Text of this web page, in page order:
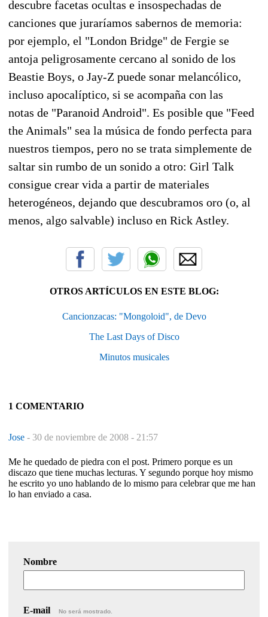
descubre facetas ocultas e insospechadas de
canciones que juraríamos sabernos de memoria:
por ejemplo, el "London Bridge" de Fergie se
antoja peligrosamente cercano al sonido de los
Beastie Boys, o Jay-Z puede sonar melancólico,
incluso apocalíptico, si se acompaña con las
notas de "Paranoid Android". Es posible que "Feed
the Animals" sea la música de fondo perfecta para
nuestros tiempos, pero no se trata simplemente de
saltar sin rumbo de un sonido a otro: Girl Talk
consigue crear vida a partir de materiales
heterogéneos, dejando que descubramos oro (o, al
menos, algo salvable) incluso en Rick Astley.
OTROS ARTÍCULOS EN ESTE BLOG:
Cancionzacas: "Mongoloid", de Devo
The Last Days of Disco
Minutos musicales
1 COMENTARIO
Jose - 30 de noviembre de 2008 - 21:57
Me he quedado de piedra con el post. Primero porque es un
discazo que tiene muchas lecturas. Y segundo porque hoy mismo
he escrito yo uno hablando de lo mismo para celebrar que me han
lo han enviado a casa.
Nombre
E-mail No será mostrado.